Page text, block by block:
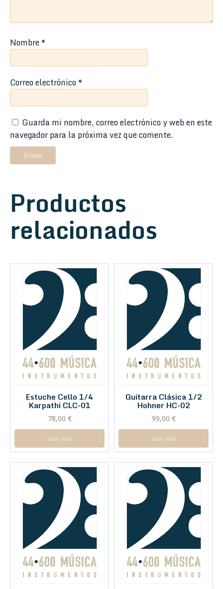
Nombre*
Correo electrónico*
Guarda mi nombre, correo electrónico y web en este
navegador para la próxima vez que comente.
Productos
relacionados
Estuche Cello 1/4
Karpathi CLC-01
78,00 €
Leer más
Guitarra Clásica 1/2
Hohner HC-02
99,00 €
Leer más